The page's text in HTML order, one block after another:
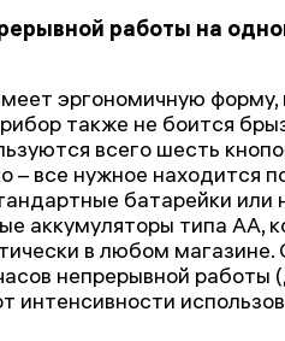
работы на
эргономичную
также не боится
всего шесть
– все нужное находится
батарейки или
аккумуляторы типа АА,
в любом
непрерывной работы
интенсивности